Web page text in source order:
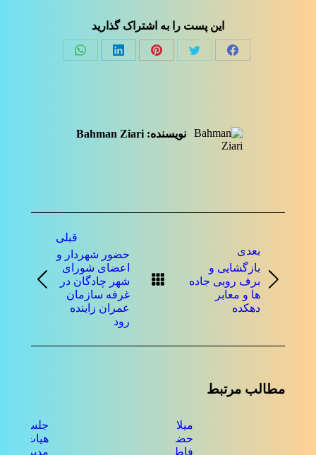
این پست را به اشتراک گذارید
Share
Share
Share
Share
Share
نویسنده:
قبلی
نوشته
حضور شهردار و
اعضای شورای
شهر چادگان در
غرفه سازمان
عمران زاینده
رود
بعدی
نوشته
بعدی:
بازگشایی و
برف روبی جاده
ها و معابر
دهکده
مطالب مرتبط
میلاد
حضرت
فاطمه
جلسه ی
هیات
مدیره